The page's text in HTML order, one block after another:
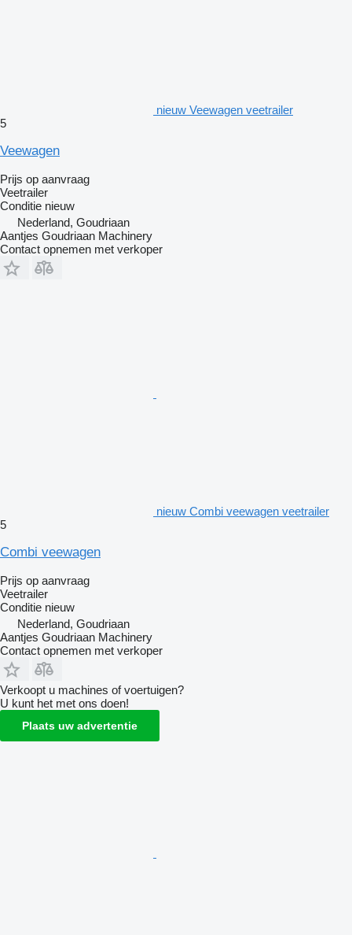
nieuw Veewagen veetrailer
5
Veewagen
Prijs op aanvraag
Veetrailer
Conditie nieuw
Nederland, Goudriaan
Aantjes Goudriaan Machinery
Contact opnemen met verkoper
nieuw Combi veewagen veetrailer
5
Combi veewagen
Prijs op aanvraag
Veetrailer
Conditie nieuw
Nederland, Goudriaan
Aantjes Goudriaan Machinery
Contact opnemen met verkoper
Verkoopt u machines of voertuigen?
U kunt het met ons doen!
Plaats uw advertentie